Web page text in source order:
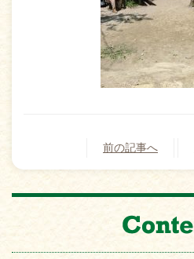
前の記事へ